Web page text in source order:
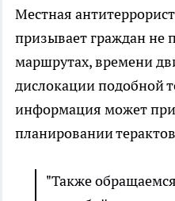
Местная
призывает граждан не
маршрутах, времени
дислокации подобной
информация может
планировании
"Также